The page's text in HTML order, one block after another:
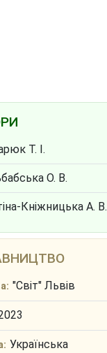
Т. І.
О. В.
Кніжницька А. В.
"Світ" Львів
Українська